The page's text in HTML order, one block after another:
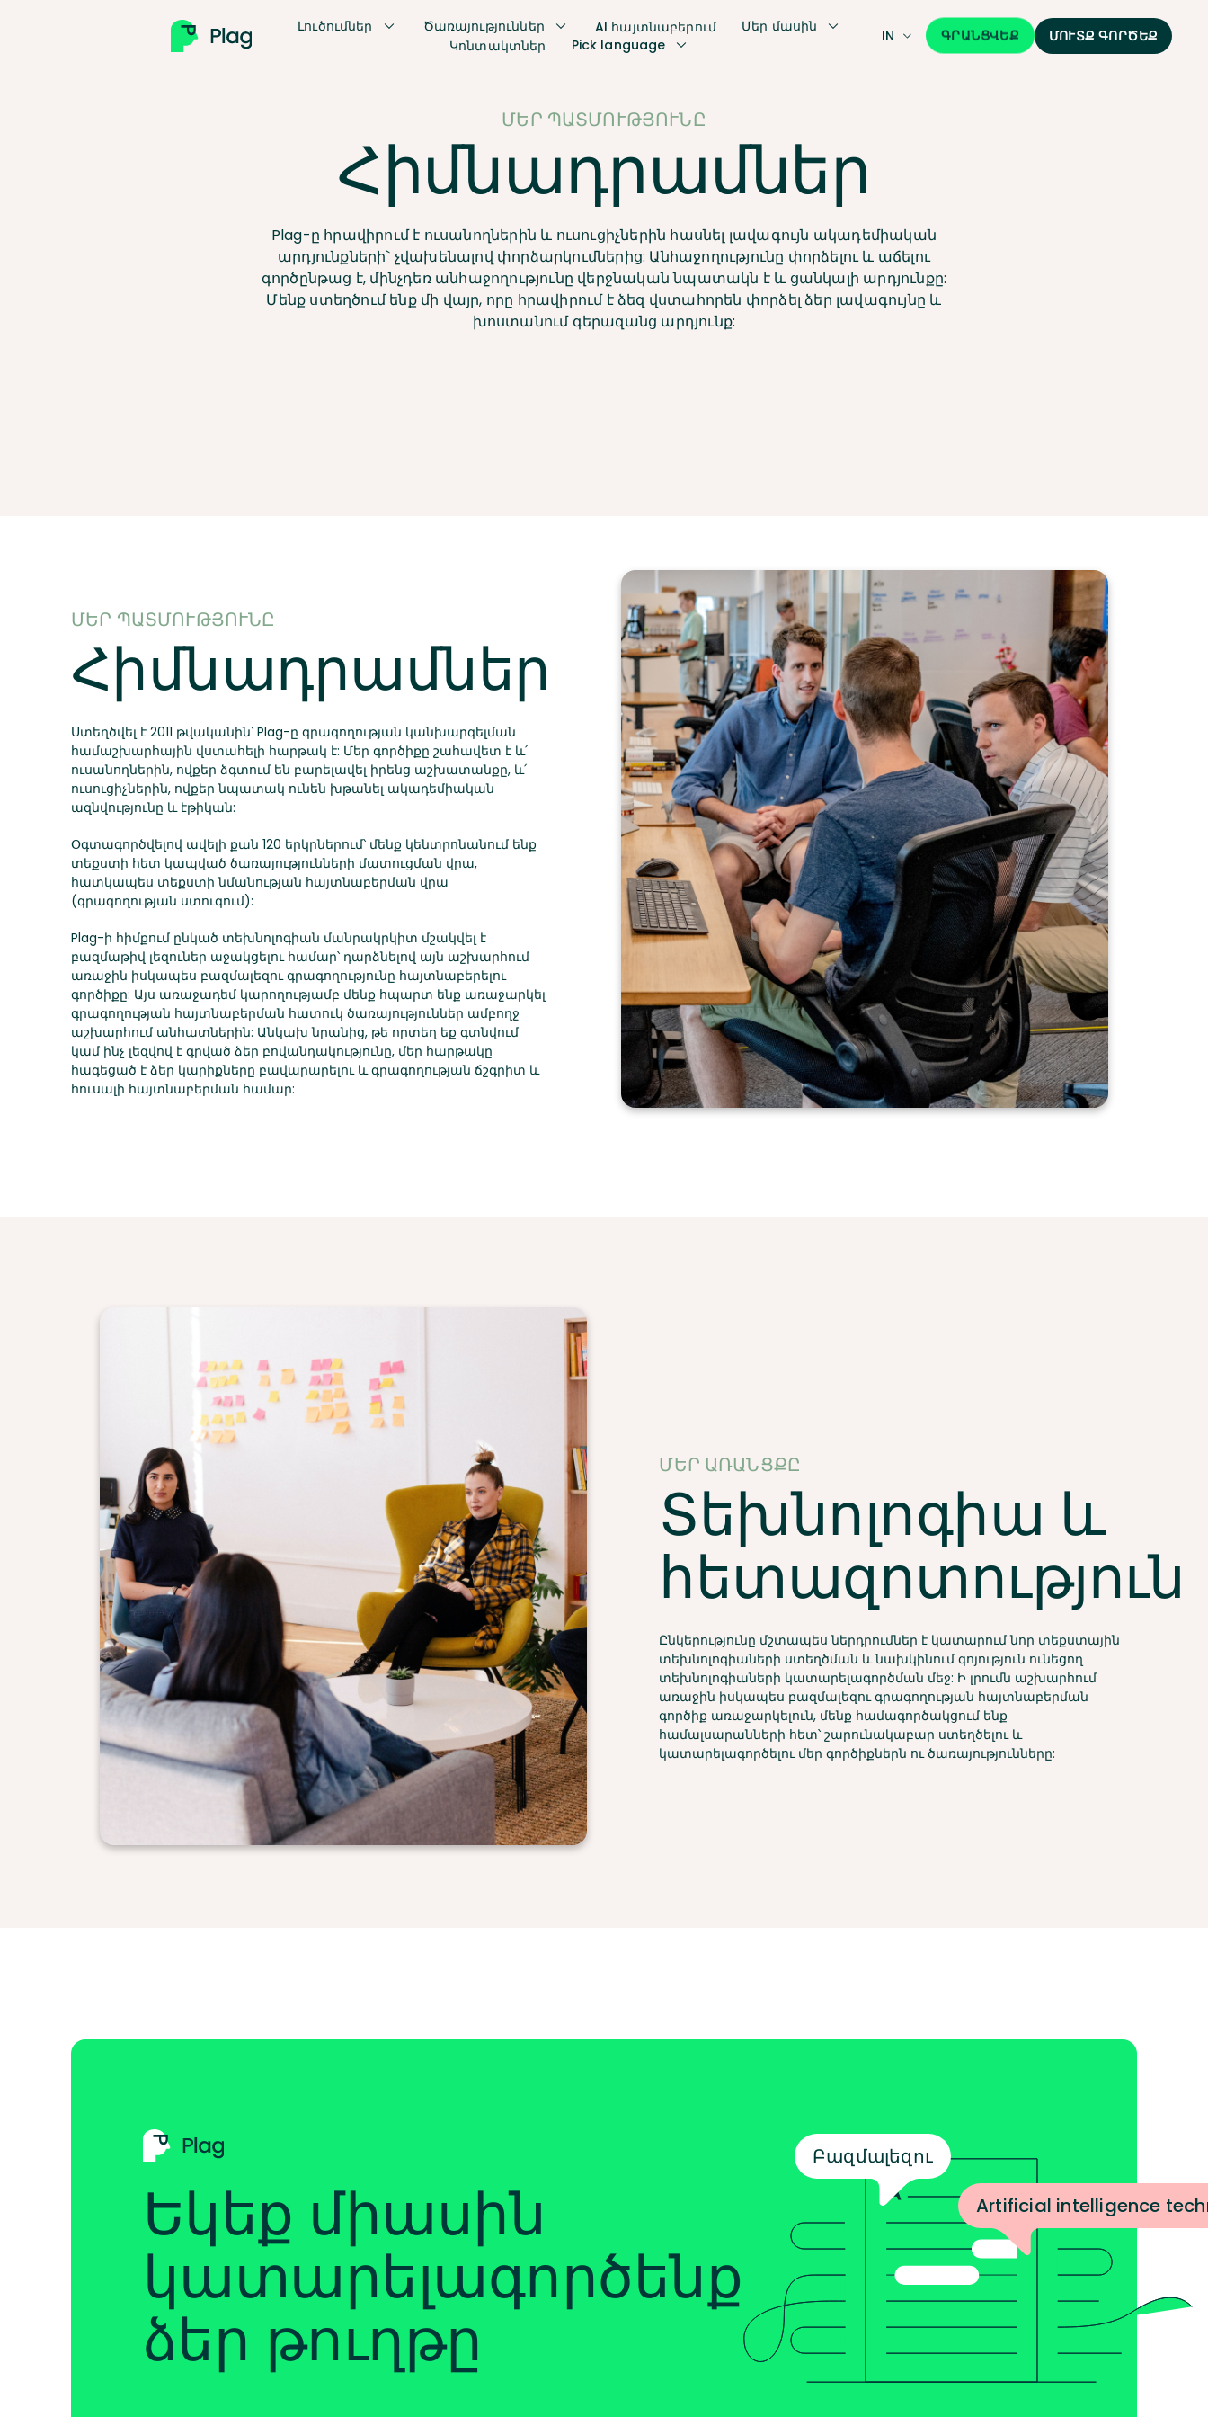
Լուծումներ Ծառայություններ AI հայտնաբերում
Մեր մասին
Կոնտակտներ
Pick language IN ԳՐԱՆՑՎԵՔ ՄՈՒՏՔ ԳՈՐԾԵՔ
ՄԵՐ ՊԱՏՄՈՒԹՅՈՒՆԸ
Հիմնադրամներ
Plag-ը հրավիրում է ուսանողներին և ուսուցիչներին հասնել լավագույն ակադեմիական
արդյունքների` չվախենալով փորձարկումներից: Անհաջողությունը փորձելու և աճելու
գործընթաց է, մինչդեռ անհաջողությունը վերջնական նպատակն է և ցանկալի արդյունքը:
Մենք ստեղծում ենք մի վայր, որը հրավիրում է ձեզ վստահորեն փորձել ձեր լավագույնը և
խոստանում գերազանց արդյունք:
ՄԵՐ ՊԱՏՄՈՒԹՅՈՒՆԸ
Հիմնադրամներ
Ստեղծվել է 2011 թվականին՝ Plag-ը գրագողության կանխարգելման
համաշխարհային վստահելի հարթակ է: Մեր գործիքը շահավետ է և՛
ուսանողներին, ովքեր ձգտում են բարելավել իրենց աշխատանքը, և՛
ուսուցիչներին, ովքեր նպատակ ունեն խթանել ակադեմիական
ազնվությունը և էթիկան:
Օգտագործվելով ավելի քան 120 երկրներում՝ մենք կենտրոնանում ենք
տեքստի հետ կապված ծառայությունների մատուցման վրա,
հատկապես տեքստի նմանության հայտնաբերման վրա
(գրագողության ստուգում):
Plag-ի հիմքում ընկած տեխնոլոգիան մանրակրկիտ մշակվել է
բազմաթիվ լեզուներ աջակցելու համար՝ դարձնելով այն աշխարհում
առաջին իսկապես բազմալեզու գրագողությունը հայտնաբերելու
գործիքը: Այս առաջադեմ կարողությամբ մենք հպարտ ենք առաջարկել
գրագողության հայտնաբերման հատուկ ծառայություններ ամբողջ
աշխարհում անհատներին: Անկախ նրանից, թե որտեղ եք գտնվում
կամ ինչ լեզվով է գրված ձեր բովանդակությունը, մեր հարթակը
հագեցած է ձեր կարիքները բավարարելու և գրագողության ճշգրիտ և
հուսալի հայտնաբերման համար:
ՄԵՐ ԱՌԱՆՑՔԸ
Տեխնոլոգիա և
հետազոտություն
Ընկերությունը մշտապես ներդրումներ է կատարում նոր տեքստային
տեխնոլոգիաների ստեղծման և նախկինում գոյություն ունեցող
տեխնոլոգիաների կատարելագործման մեջ: Ի լրումն աշխարհում
առաջին իսկապես բազմալեզու գրագողության հայտնաբերման
գործիք առաջարկելուն, մենք համագործակցում ենք
համալսարանների հետ՝ շարունակաբար ստեղծելու և
կատարելագործելու մեր գործիքներն ու ծառայությունները:
Եկեք միասին
կատարելագործենք
ձեր թուղթը
Բազմալեզու
Artificial intelligence